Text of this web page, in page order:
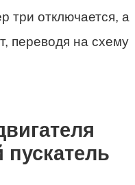
три отключается, а
переводя на схему